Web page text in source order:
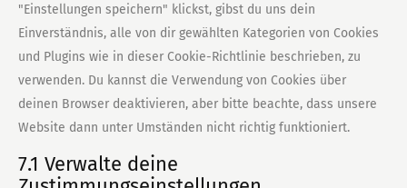
"Einstellungen speichern" klickst, gibst du uns dein
Einverständnis, alle von dir gewählten Kategorien von Cookies
und Plugins wie in dieser Cookie-Richtlinie beschrieben, zu
verwenden. Du kannst die Verwendung von Cookies über
deinen Browser deaktivieren, aber bitte beachte, dass unsere
Website dann unter Umständen nicht richtig funktioniert.
7.1 Verwalte deine